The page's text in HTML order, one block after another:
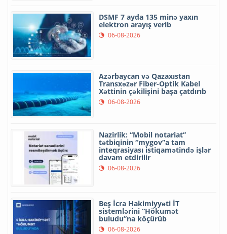
DSMF 7 ayda 135 minə yaxın
elektron arayış verib
06-08-2026
Azərbaycan və Qazaxıstan
Transxəzər Fiber-Optik Kabel
Xəttinin çəkilişini başa çatdırıb
06-08-2026
Nazirlik: “Mobil notariat”
tətbiqinin “mygov”a tam
inteqrasiyası istiqamətində işlər
davam etdirilir
06-08-2026
Beş İcra Hakimiyyəti İT
sistemlərini “Hökumət
buludu”na köçürüb
06-08-2026